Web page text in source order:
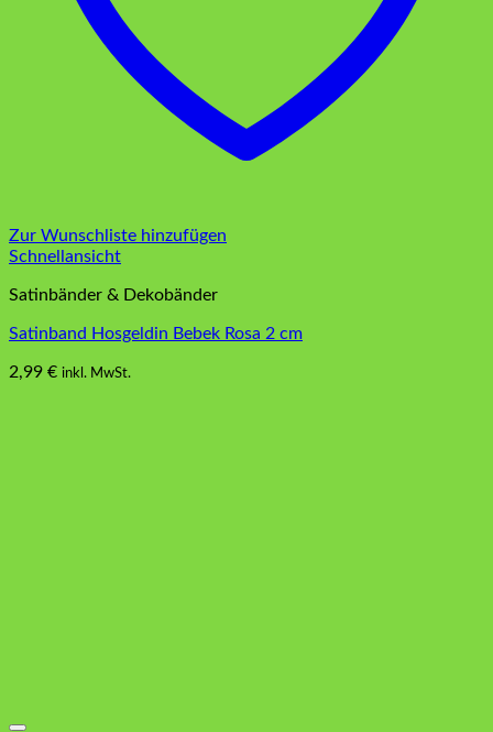
Zur Wunschliste hinzufügen
Schnellansicht
Satinbänder & Dekobänder
Satinband Hosgeldin Bebek Rosa 2 cm
2,99 € inkl. MwSt.